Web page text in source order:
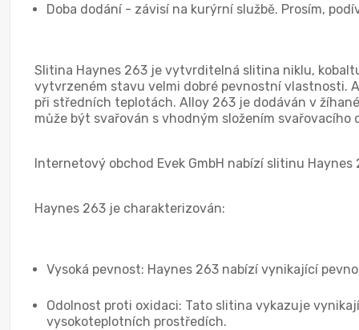
Doba dodání - závisí na kurýrní službě. Prosím,
Slitina Haynes 263 je vytvrditelná slitina niklu,
vytvrzeném stavu velmi dobré pevnostní vlastnosti.
při středních teplotách. Alloy 263 je dodáván v
může být svařován s vhodným složením svařovacího
Internetový obchod Evek GmbH nabízí slitinu
Haynes 263 je charakterizován:
Vysoká pevnost: Haynes 263 nabízí vynikající
Odolnost proti oxidaci: Tato slitina vykazuje
vysokoteplotních prostředích.